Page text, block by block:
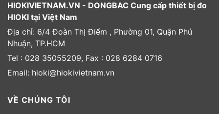
HIOKIVIETNAM.VN - DONGBAC Cung cấp thiết bị đo
HIOKI tại Việt Nam
Địa chỉ: 6/4 Đoàn Thị Điểm , Phường 01, Quận Phú
Nhuận, TP.HCM
Tel : 028 35055209, Fax : 028 6284 0716
Email: hioki@hiokivietnam.vn
VỀ CHÚNG TÔI